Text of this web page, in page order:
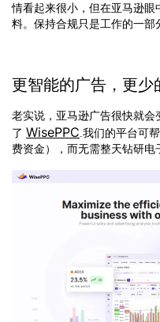
情看起来很小，但在亚马逊
料。保持合规只是工作的一部
更智能的广告，更少
老实说，亚马逊广告很快就
了 WisePPC.我们的平台可
费资金），而无需整天钻研电